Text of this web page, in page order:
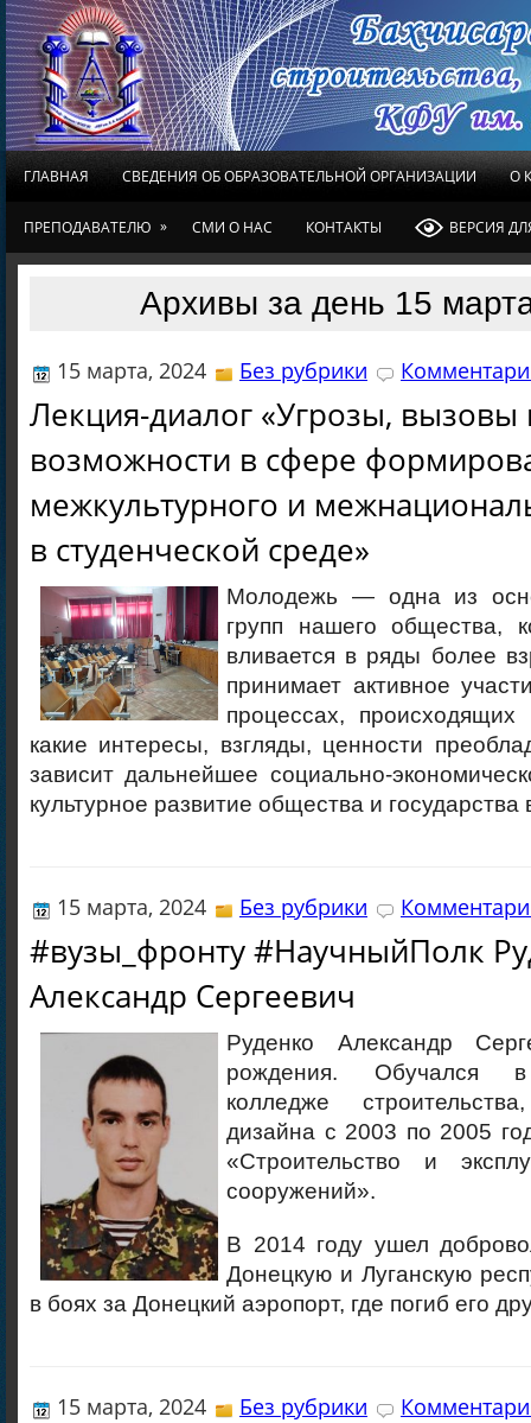
ГЛАВНАЯ СВЕДЕНИЯ ОБ ОБРАЗОВАТЕЛЬНОЙ ОРГАНИЗАЦИИ О
ПРЕПОДАВАТЕЛЮ » СМИ О НАС КОНТАКТЫ ВЕРСИЯ
Архивы за день 15
15 марта, 2024 Без рубрики
Лекция-диалог «Угрозы, вызовы
возможности в сфере
межкультурного и
в студенческой среде»
Молодежь — одна из
групп нашего общества,
вливается в ряды более
принимает активное
процессах,
какие интересы, взгляды, ценности
зависит дальнейшее социально-
культурное развитие общества и государства
15 марта, 2024 Без рубрики
#вузы_фронту #НаучныйПолк
Александр Сергеевич
Руденко Александр
рождения. Обучался в
колледже
дизайна с 2003 по 2005
«Строительство и
сооружений».
В 2014 году ушел
Донецкую и Луганскую
в боях за Донецкий аэропорт, где погиб его
15 марта, 2024 Без рубрики